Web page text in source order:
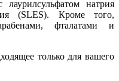
лаурилсульфатом натрия
(SLES). Кроме того,
фталатами и
только для вашего